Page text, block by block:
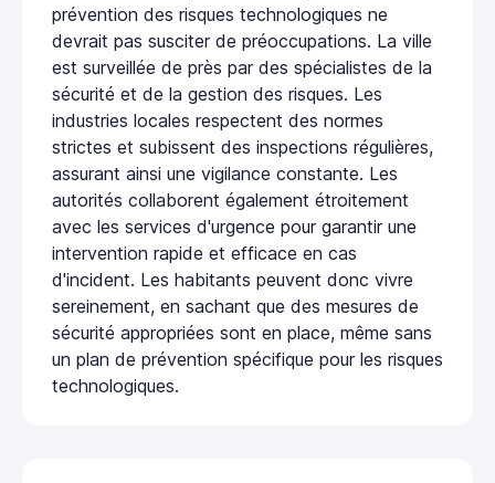
prévention des risques technologiques ne
devrait pas susciter de préoccupations. La ville
est surveillée de près par des spécialistes de la
sécurité et de la gestion des risques. Les
industries locales respectent des normes
strictes et subissent des inspections régulières,
assurant ainsi une vigilance constante. Les
autorités collaborent également étroitement
avec les services d'urgence pour garantir une
intervention rapide et efficace en cas
d'incident. Les habitants peuvent donc vivre
sereinement, en sachant que des mesures de
sécurité appropriées sont en place, même sans
un plan de prévention spécifique pour les risques
technologiques.